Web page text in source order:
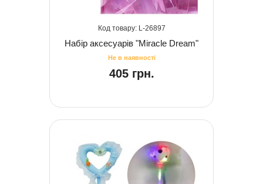
26897
Набір аксесуарів "Miracle Dream"
405 грн.